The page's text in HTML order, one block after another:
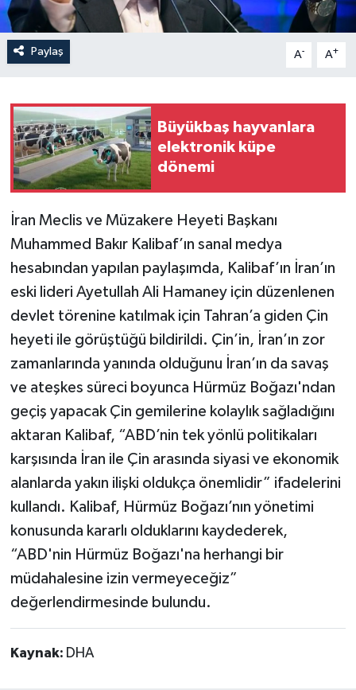
Paylaş A- A+
Büyükbaş hayvanlara
elektronik küpe
dönemi
İran Meclis ve Müzakere Heyeti Başkanı
Muhammed Bakır Kalibaf’ın sanal medya
hesabından yapılan paylaşımda, Kalibaf’ın İran’ın
eski lideri Ayetullah Ali Hamaney için düzenlenen
devlet törenine katılmak için Tahran’a giden Çin
heyeti ile görüştüğü bildirildi. Çin’in, İran’ın zor
zamanlarında yanında olduğunu İran’ın da savaş
ve ateşkes süreci boyunca Hürmüz Boğazı'ndan
geçiş yapacak Çin gemilerine kolaylık sağladığını
aktaran Kalibaf, “ABD’nin tek yönlü politikaları
karşısında İran ile Çin arasında siyasi ve ekonomik
alanlarda yakın ilişki oldukça önemlidir” ifadelerini
kullandı. Kalibaf, Hürmüz Boğazı’nın yönetimi
konusunda kararlı olduklarını kaydederek,
“ABD'nin Hürmüz Boğazı'na herhangi bir
müdahalesine izin vermeyeceğiz”
değerlendirmesinde bulundu.
Kaynak: DHA